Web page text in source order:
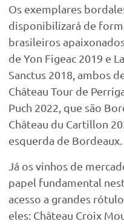
Os exemplares
disponibilizará de
brasileiros
de Yon Figeac 2019 e
Sanctus 2018, ambos
Château Tour de
Puch 2022, que são
Château du Cartillon
esquerda de Bordeaux.
Já os vinhos de
papel fundamental
acesso a grandes
eles: Château Croix